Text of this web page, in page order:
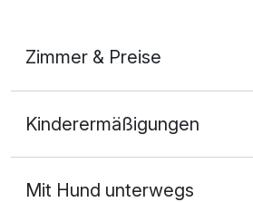
Zimmer & Preise
2 Erwachsene
Kinderermäßigungen
Mit Hund unterwegs